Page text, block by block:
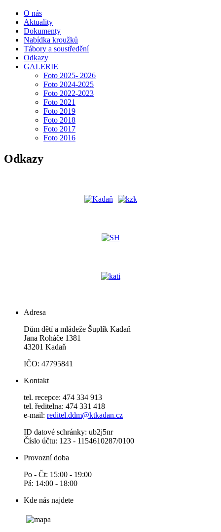
O nás
Aktuality
Dokumenty
Nabídka kroužků
Tábory a soustředění
Odkazy
GALERIE
Foto 2025- 2026
Foto 2024-2025
Foto 2022-2023
Foto 2021
Foto 2019
Foto 2018
Foto 2017
Foto 2016
Odkazy
Adresa
Dům dětí a mládeže Šuplík Kadaň
Jana Roháče 1381
43201 Kadaň
IČO: 47795841
Kontakt
tel. recepce: 474 334 913
tel. ředitelna: 474 331 418
e-mail: reditel.ddm@ktkadan.cz
ID datové schránky: ub2j5nr
Číslo účtu: 123 - 1154610287/0100
Provozní doba
Po - Čt: 15:00 - 19:00
Pá: 14:00 - 18:00
Kde nás najdete